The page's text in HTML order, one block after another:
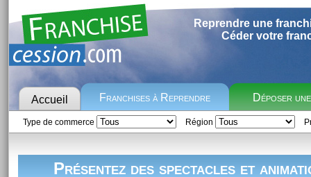
Reprendre une
Céder votre
Accueil Franchises à Reprendre Déposer
Type de commerce Région
Présentez des spectacles et